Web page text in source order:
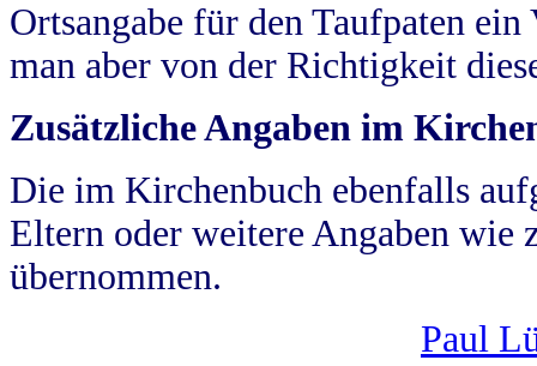
Ortsangabe für den Taufpaten
man aber von der Richtigkeit
Zusätzliche Angaben im
Die im Kirchenbuch ebenfalls
Eltern oder weitere Angaben wie
übernommen.
Paul